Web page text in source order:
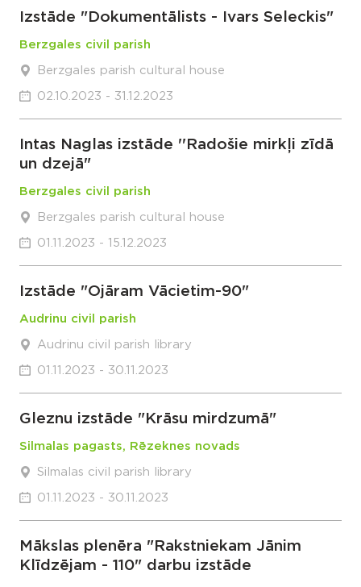
Izstāde "Dokumentālists - Ivars Seleckis"
Berzgales civil parish
Berzgales parish cultural house
02.10.2023 - 31.12.2023
Intas Naglas izstāde ''Radošie mirkļi zīdā
un dzejā"
Berzgales civil parish
Berzgales parish cultural house
01.11.2023 - 15.12.2023
Izstāde "Ojāram Vācietim-90"
Audrinu civil parish
Audrinu civil parish library
01.11.2023 - 30.11.2023
Gleznu izstāde "Krāsu mirdzumā"
Silmalas pagasts, Rēzeknes novads
Silmalas civil parish library
01.11.2023 - 30.11.2023
Mākslas plenēra "Rakstniekam Jānim
Klīdzējam - 110" darbu izstāde